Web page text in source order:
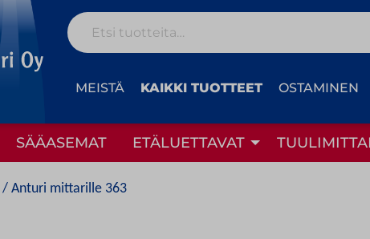
Etsi:
MEISTÄ KAIKKI TUOTTEET OSTAMINEN
SÄÄASEMAT ETÄLUETTAVAT
/ Anturi mittarille 363